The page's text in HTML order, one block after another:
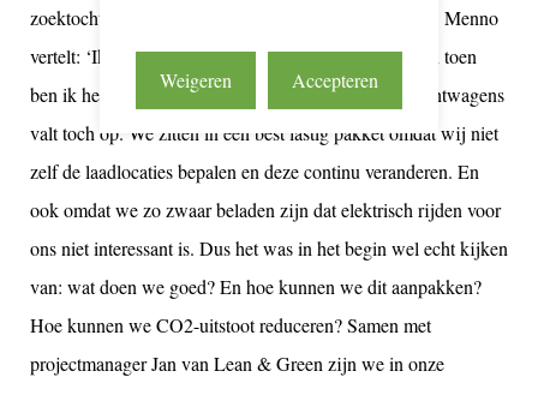
zoektocht naar de juiste erkenning voor hun prestaties. Menno
vertelt: ‘Ik zag Lean & Green ergens voorbijkomen en toen
ben ik het gaan opzoeken. Die groene ster op de vrachtwagens
valt toch op. We zitten in een best lastig pakket omdat wij niet
zelf de laadlocaties bepalen en deze continu veranderen. En
ook omdat we zo zwaar beladen zijn dat elektrisch rijden voor
ons niet interessant is. Dus het was in het begin wel echt kijken
van: wat doen we goed? En hoe kunnen we dit aanpakken?
Hoe kunnen we CO2-uitstoot reduceren? Samen met
projectmanager Jan van Lean & Green zijn we in onze
Weigeren Accepteren